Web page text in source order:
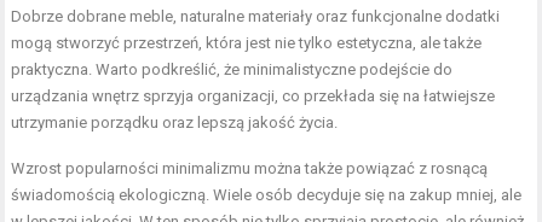
Dobrze dobrane meble, naturalne materiały oraz funkcjonalne dodatki
mogą stworzyć przestrzeń, która jest nie tylko estetyczna, ale także
praktyczna. Warto podkreślić, że minimalistyczne podejście do
urządzania wnętrz sprzyja organizacji, co przekłada się na łatwiejsze
utrzymanie porządku oraz lepszą jakość życia.
Wzrost popularności minimalizmu można także powiązać z rosnącą
świadomością ekologiczną. Wiele osób decyduje się na zakup mniej, ale